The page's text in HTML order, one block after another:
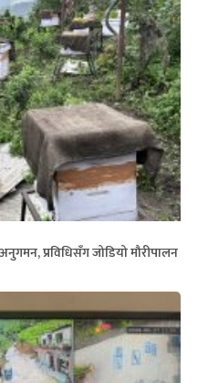
प्रविधिसँग जोडियो मौरीपालन